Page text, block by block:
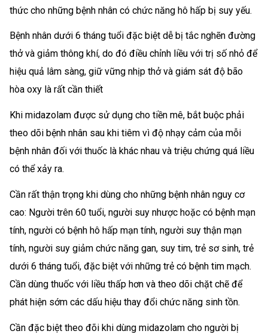
thức cho những bệnh nhân có chức năng hô hấp bị suy yếu.
Bệnh nhân dưới 6 tháng tuổi đặc biệt dễ bị tắc nghẽn đường
thở và giảm thông khí, do đó điều chỉnh liều với trị số nhỏ để
hiệu quả lâm sàng, giữ vững nhịp thở và giám sát độ bão
hòa oxy là rất cần thiết
Khi midazolam được sử dụng cho tiền mê, bắt buộc phải
theo dõi bệnh nhân sau khi tiêm vì độ nhạy cảm của mỗi
bệnh nhân đối với thuốc là khác nhau và triệu chứng quá liều
có thể xảy ra.
Cần rất thận trọng khi dùng cho những bệnh nhân nguy cơ
cao: Người trên 60 tuổi, người suy nhược hoặc có bệnh mạn
tính, người có bệnh hô hấp mạn tính, người suy thận mạn
tính, người suy giảm chức năng gan, suy tim, trẻ sơ sinh, trẻ
dưới 6 tháng tuổi, đặc biệt với những trẻ có bệnh tim mạch.
Cần dùng thuốc với liều thấp hơn và theo dõi chặt chẽ để
phát hiện sớm các dấu hiệu thay đổi chức năng sinh tồn.
Cần đặc biệt theo đõi khi dùng midazolam cho người bị